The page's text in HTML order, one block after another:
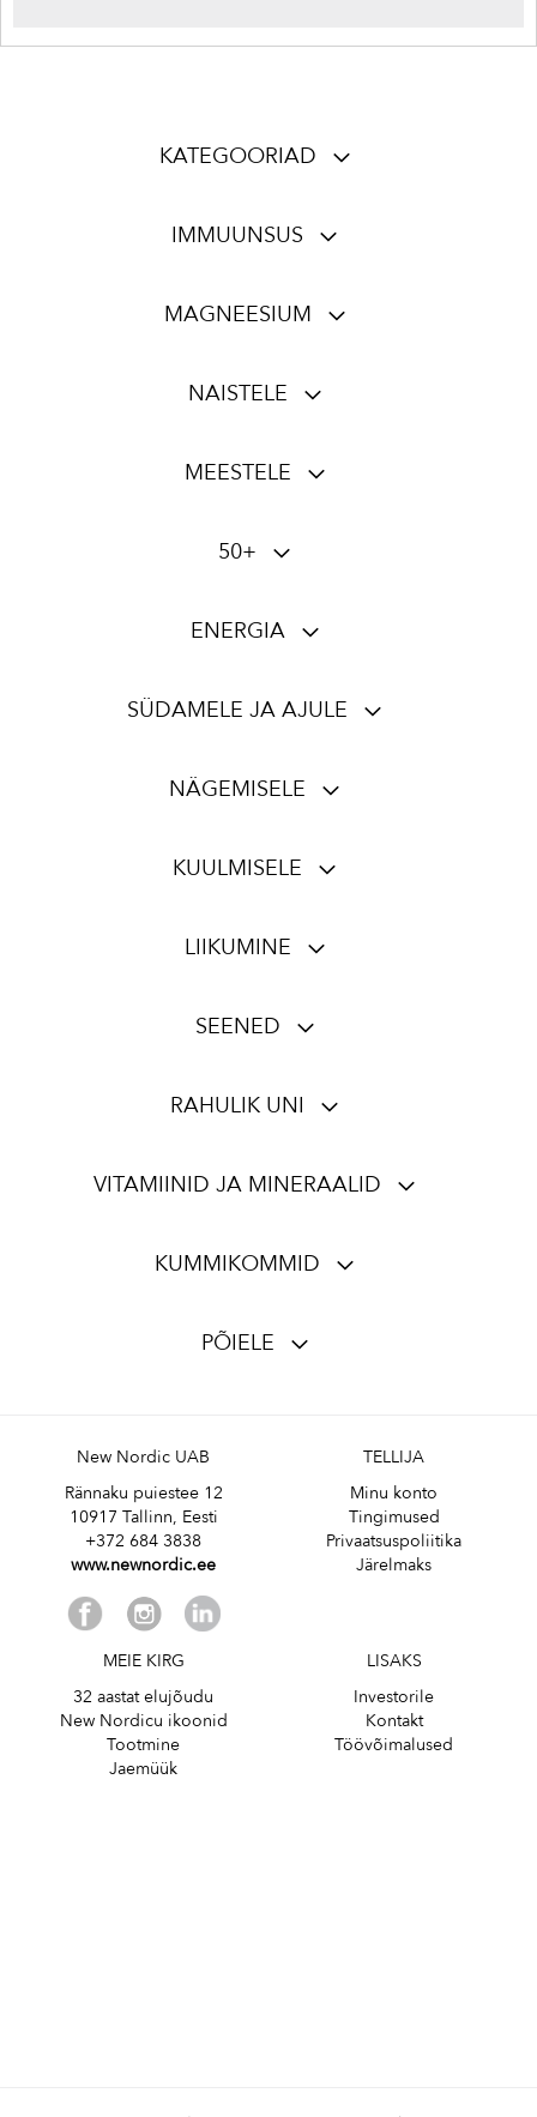
KATEGOORIAD
IMMUUNSUS
MAGNEESIUM
NAISTELE
MEESTELE
50+
ENERGIA
SÜDAMELE JA AJULE
NÄGEMISELE
KUULMISELE
LIIKUMINE
SEENED
RAHULIK UNI
VITAMIINID JA MINERAALID
KUMMIKOMMID
PÕIELE
New Nordic UAB
Rännaku puiestee 12
10917 Tallinn, Eesti
+372 684 3838
www.newnordic.ee
TELLIJA
Minu konto
Tingimused
Privaatsuspoliitika
Järelmaks
MEIE KIRG
32 aastat elujõudu
New Nordicu ikoonid
Tootmine
Jaemüük
LISAKS
Investorile
Kontakt
Töövõimalused